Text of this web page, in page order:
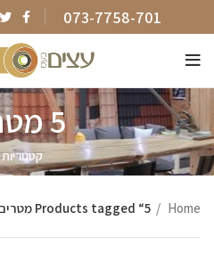
073-7758-701
5 מטרים
קטגוריות
Home Products tagged “5 מטרים”